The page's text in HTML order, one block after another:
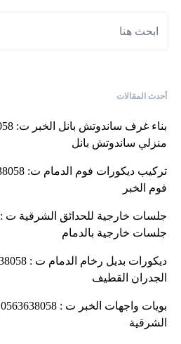
أحدث المقالات
منزلي ساندوتش بانل
فوم الخبر
جلسات خارجية بالدمام
الجدران القطيف
الشرقية